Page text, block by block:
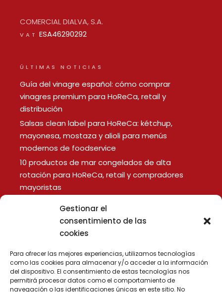
Gestionar el
consentimiento de las
cookies
Para ofrecer las mejores experiencias, utilizamos tecnologías
como las cookies para almacenar y/o acceder a la información
del dispositivo. El consentimiento de estas tecnologías nos
permitirá procesar datos como el comportamiento de
navegación o las identificaciones únicas en este sitio. No
COMERCIAL DIALVA, S.A.
VAT ESA46290292
ÚLTIMAS NOTICIAS
Guía del vinagre español: cómo comprar
vinagres premium para HoReCa, retail y
distribución
Salsas clean label para HoReCa: kétchup,
mayonesa, mostaza y alioli para menús
modernos de foodservice
10 productos de mar congelados de alta
rotación para HoReCa, retail y compradores
mayoristas
Aviso Legal
Política de Cookies